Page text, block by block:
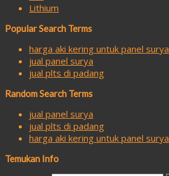
Lithium
Popular Search Terms
harga aki kering untuk panel surya
jual panel surya
jual plts di padang
Random Search Terms
jual panel surya
jual plts di padang
harga aki kering untuk panel surya
Temukan Info